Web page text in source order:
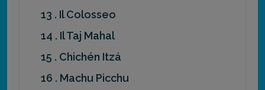
13 . Il Colosseo
14 . Il Taj Mahal
15 . Chichén Itzá
16 . Machu Picchu